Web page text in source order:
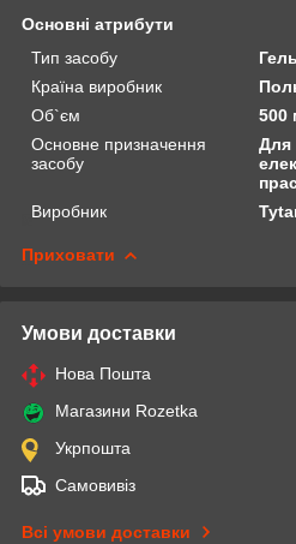
Основні атрибути
Тип засобу
Гель
Країна виробник
Об`єм
500
Основне призначення
засобу
Для
Виробник
Приховати
Умови доставки
Нова Пошта
Магазини Rozetka
Укрпошта
Самовивіз
Всі умови доставки